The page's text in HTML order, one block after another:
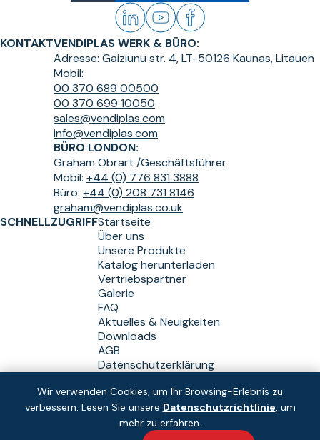
KONTAKTVENDIPLAS WERK & BÜRO:
Adresse: Gaiziunu str. 4, LT-50126 Kaunas, Litauen
Mobil:
00 370 689 00500
00 370 699 10050
sales@vendiplas.com
info@vendiplas.com
BÜRO LONDON:
Graham Obrart /Geschäftsführer
Mobil: +44 (0) 776 831 3888
Büro: +44 (0) 208 731 8146
graham@vendiplas.co.uk
SCHNELLZUGRIFFStartseite
Über uns
Unsere Produkte
Katalog herunterladen
Vertriebspartner
Galerie
FAQ
Aktuelles & Neuigkeiten
Downloads
AGB
Datenschutzerklärung
Copyright © Vendiplas 2026 Lösung: und
Wir verwenden Cookies, um Ihr Browsing-Erlebnis zu
verbessern. Lesen Sie unsere Datenschutzrichtlinie, um
mehr zu erfahren.